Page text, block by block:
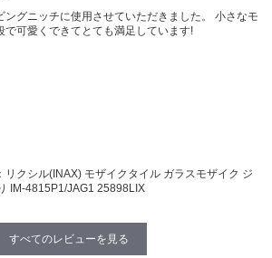
ングニッチに使用させていただきました。 小さなモ
で可愛くできてとても満足しています!
リクシル(INAX) モザイクタイル ガラスモザイク ジ
IM-4815P1/JAG1 25898LIX
すべてのレビューを見る